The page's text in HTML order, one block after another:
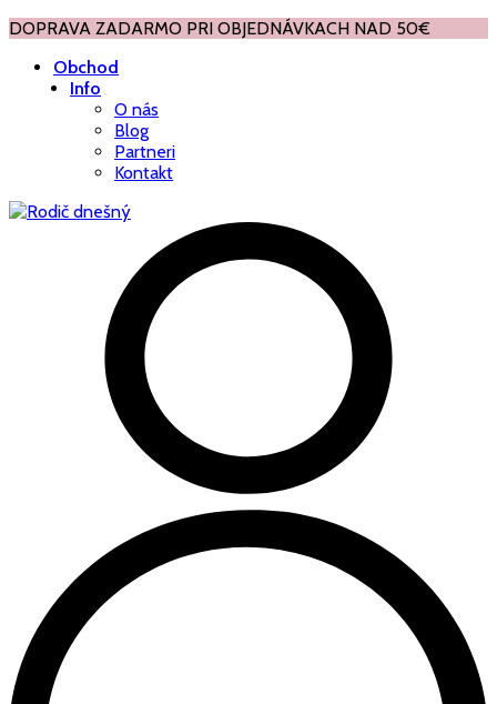
DOPRAVA ZADARMO PRI OBJEDNÁVKACH NAD 50€
Obchod
Info
O nás
Blog
Partneri
Kontakt